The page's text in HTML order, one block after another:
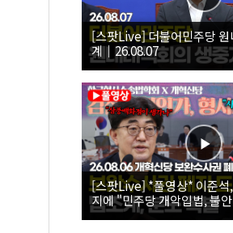
[스팟Live] 더불어민주당 원
계｜26.08.07
[스팟Live] *풀영상* 이준석
지에 "민주당 개악입법, 불
26.08.06 개혁신당 보완수사